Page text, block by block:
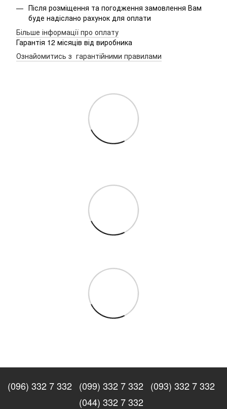
Після розміщення та погодження замовлення Вам
буде надіслано рахунок для оплати
Більше інформації про оплату
Гарантія 12 місяців від виробника
Ознайомитись з гарантійними правилами
(096) 332 7 332 (099) 332 7 332 (093) 332 7 332
(044) 332 7 332